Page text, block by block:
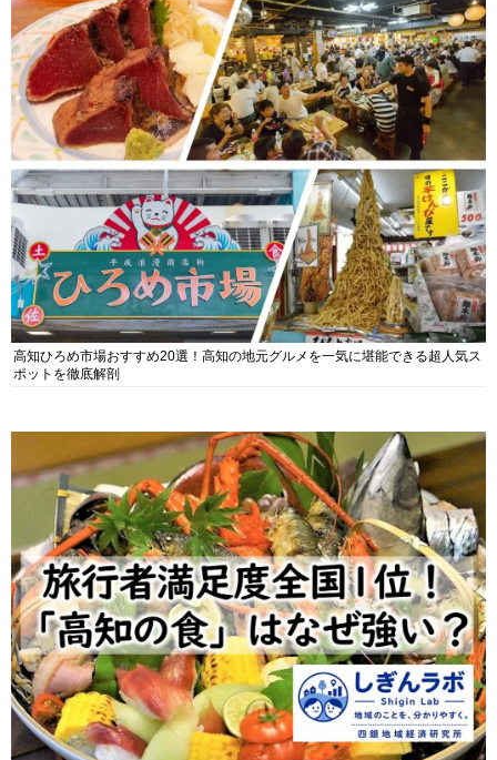
高知ひろめ市場おすすめ20選！高知の地元グルメを一気に堪能できる超人気ス
ポットを徹底解剖